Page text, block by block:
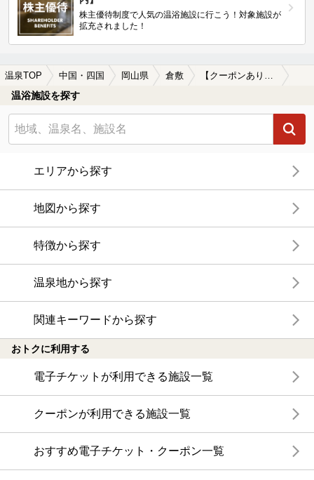
株主優待制度で人気の温浴施設に行こう！対象施設が
拡充されました！
温泉TOP 中国・四国 岡山県 倉敷
温浴施設を探す
エリアから探す
地図から探す
特徴から探す
温泉地から探す
関連キーワードから探す
おトクに利用する
電子チケットが利用できる施設一覧
クーポンが利用できる施設一覧
おすすめ電子チケット・クーポン一覧